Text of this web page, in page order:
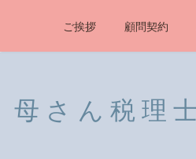
ご挨拶 顧問契約
母さん税理